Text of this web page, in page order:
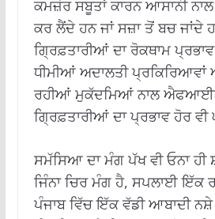
ਕਮਜ਼ੋਰ ਸਬੂਤਾਂ ਕਾਰਨ ਆਸਾਨੀ
ਕਰ ਲੈਂਦੇ ਹਨ ਜਾਂ ਸਜ਼ਾ ਤੋਂ ਬਚ ਜਾਂਦੇ
ਗ੍ਰਿਫ਼ਤਾਰੀਆਂ ਦਾ ਰੋਕਥਾਮ
ਧੀਮੀਆਂ ਅਦਾਲਤੀ ਪ੍ਰਕਿਰਿਆਵਾਂ
ਰਹੀਆਂ ਮੁਕੱਦਮਿਆਂ ਨਾਲ
ਗ੍ਰਿਫ਼ਤਾਰੀਆਂ ਦਾ ਪ੍ਰਭਾਵ ਹੋਰ ਵੀ
ਸਮੱਸਿਆ ਦਾ ਮੰਗ ਪੱਖ ਵੀ ਓਨਾ ਹੀ
ਜਿੰਨਾ ਚਿਰ ਮੰਗ ਹੈ, ਸਪਲਾਈ ਇੱਕ
ਪੰਜਾਬ ਵਿੱਚ ਇੱਕ ਵੱਡੀ ਆਬਾਦੀ ਨਸ਼ੇ